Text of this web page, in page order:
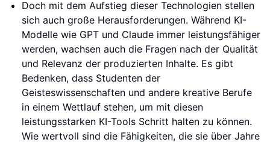
Doch mit dem Aufstieg dieser Technologien stellen
sich auch große Herausforderungen. Während KI-
Modelle wie GPT und Claude immer leistungsfähiger
werden, wachsen auch die Fragen nach der Qualität
und Relevanz der produzierten Inhalte. Es gibt
Bedenken, dass Studenten der
Geisteswissenschaften und andere kreative Berufe
in einem Wettlauf stehen, um mit diesen
leistungsstarken KI-Tools Schritt halten zu können.
Wie wertvoll sind die Fähigkeiten, die sie über Jahre